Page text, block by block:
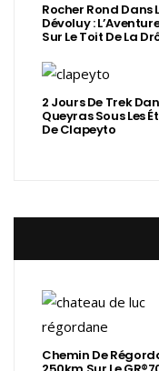
Rocher Rond Dans
Dévoluy :
Sur Le Toit De La
2 Jours De Trek
Queyras Sous Les
De Clapeyto
Chemin De